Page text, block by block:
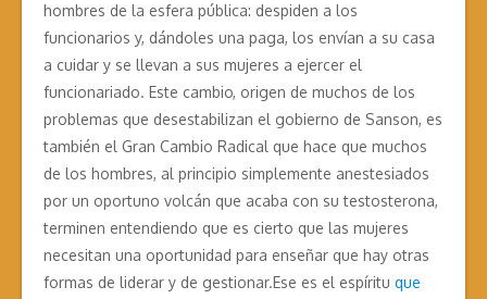
hombres de la esfera pública: despiden a los
funcionarios y, dándoles una paga, los envían a su casa
a cuidar y se llevan a sus mujeres a ejercer el
funcionariado. Este cambio, origen de muchos de los
problemas que desestabilizan el gobierno de Sanson, es
también el Gran Cambio Radical que hace que muchos
de los hombres, al principio simplemente anestesiados
por un oportuno volcán que acaba con su testosterona,
terminen entendiendo que es cierto que las mujeres
necesitan una oportunidad para enseñar que hay otras
formas de liderar y de gestionar.Ese es el espíritu que